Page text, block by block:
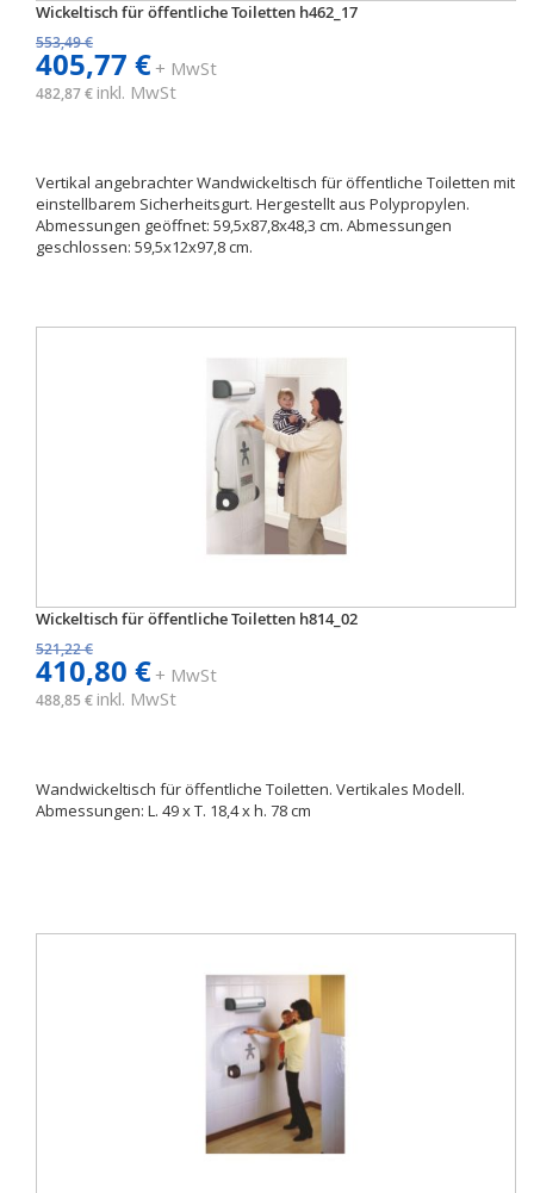
Wickeltisch für öffentliche Toiletten h462_17
553,49 €
405,77 €+ MwSt
482,87 € inkl. MwSt
Vertikal angebrachter Wandwickeltisch für öffentliche Toiletten mit
einstellbarem Sicherheitsgurt. Hergestellt aus Polypropylen.
Abmessungen geöffnet: 59,5x87,8x48,3 cm. Abmessungen
geschlossen: 59,5x12x97,8 cm.
Wickeltisch für öffentliche Toiletten h814_02
521,22 €
410,80 €+ MwSt
488,85 € inkl. MwSt
Wandwickeltisch für öffentliche Toiletten. Vertikales Modell.
Abmessungen: L. 49 x T. 18,4 x h. 78 cm